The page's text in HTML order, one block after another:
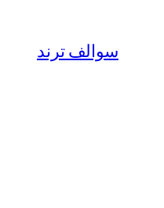
المحتوى
سوالف ترند